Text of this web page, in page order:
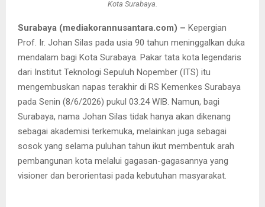
Kota Surabaya.
Surabaya (mediakorannusantara.com) – Kepergian
Prof. Ir. Johan Silas pada usia 90 tahun meninggalkan duka
mendalam bagi Kota Surabaya. Pakar tata kota legendaris
dari Institut Teknologi Sepuluh Nopember (ITS) itu
mengembuskan napas terakhir di RS Kemenkes Surabaya
pada Senin (8/6/2026) pukul 03.24 WIB. Namun, bagi
Surabaya, nama Johan Silas tidak hanya akan dikenang
sebagai akademisi terkemuka, melainkan juga sebagai
sosok yang selama puluhan tahun ikut membentuk arah
pembangunan kota melalui gagasan-gagasannya yang
visioner dan berorientasi pada kebutuhan masyarakat.